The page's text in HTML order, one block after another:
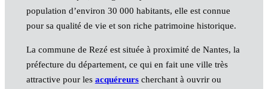
population d’environ 30 000 habitants, elle est connue
pour sa qualité de vie et son riche patrimoine historique.
La commune de Rezé est située à proximité de Nantes, la
préfecture du département, ce qui en fait une ville très
attractive pour les acquéreurscherchant à ouvrir ou